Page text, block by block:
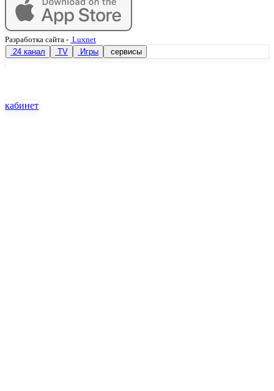
Разработка сайта - Luxnet
24 канал
TV Игры сервисы
кабинет